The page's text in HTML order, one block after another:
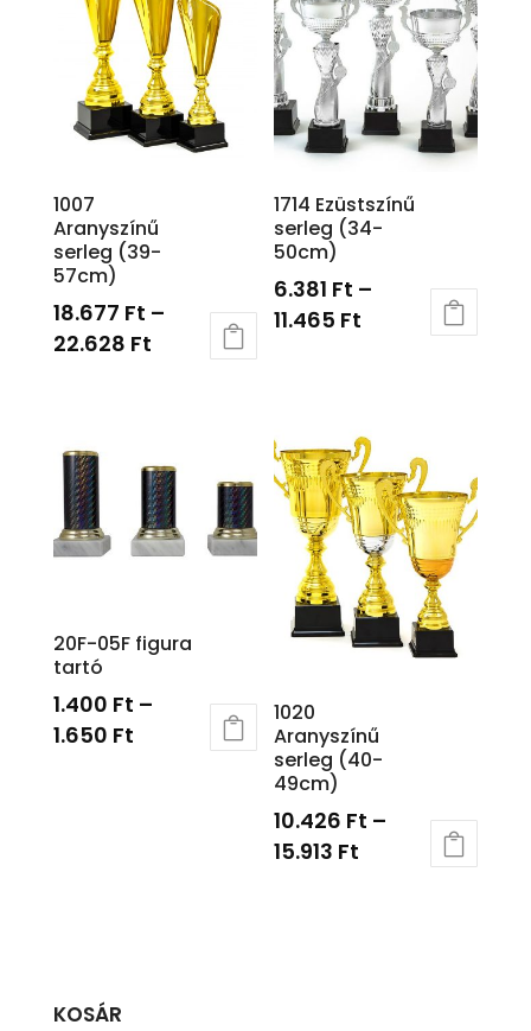
1007
Aranyszínű
serleg (39-
57cm)
18.677 Ft –
22.628 Ft
1714 Ezüstszínű
serleg (34-
50cm)
6.381 Ft –
11.465 Ft
20F-05F figura
tartó
1.400 Ft –
1.650 Ft
1020
Aranyszínű
serleg (40-
49cm)
10.426 Ft –
15.913 Ft
KOSÁR